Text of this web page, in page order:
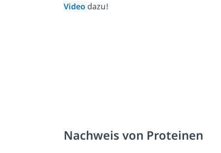
Video dazu!
Nachweis von Proteinen